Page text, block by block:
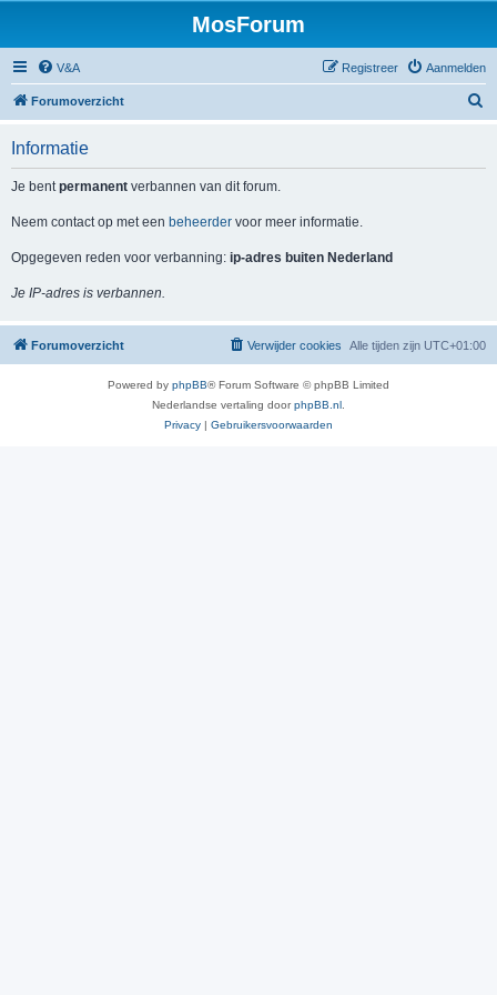
MosForum
V&A Aanmelden
Registreer
Forumoverzicht
Informatie
Je bentpermanent verbannen van dit forum.
Neem contact op met een beheerder voor meer informatie.
Opgegeven reden voor verbanning: ip-adres buiten Nederland
Je IP-adres is verbannen.
Forumoverzicht Alle tijden zijn UTC+01:00
Verwijder cookies
Powered by phpBB® Forum Software © phpBB Limited
Nederlandse vertaling doorphpBB.nl
Privacy | Gebruikersvoorwaarden